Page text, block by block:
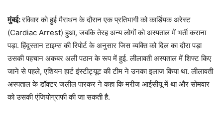
मुंबई:रविवार को हुई मैराथन के दौरान एक प्रतिभागी को कार्डियक अरेस्ट
(Cardiac Arrest) हुआ, जबकि तेरह अन्य लोगों को अस्पताल में भर्ती कराना
पड़ा. हिंदुस्तान टाइम्स की रिपोर्ट के अनुसार जिस व्यक्ति को दिल का दौरा पड़ा
उसकी पहचान अकबर अली पठान के रूप में हुई. लीलावती अस्पताल में शिफ्ट किए
जाने से पहले, एशियन हार्ट इंस्टीट्यूट की टीम ने उनका इलाज किया था. लीलावती
अस्पताल के डॉक्टर जलील पारकर ने कहा कि मरीज आईसीयू में था और सोमवार
को उसकी एंजियोग्राफी की जा सकती है.